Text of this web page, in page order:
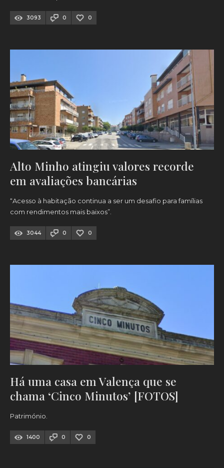
3093 0 0
Alto Minho atingiu valores recorde
em avaliações bancárias
“Acesso à habitação continua a ser um desafio para famílias
com rendimentos mais baixos”.
3044 0 0
Há uma casa em Valença que se
chama ‘Cinco Minutos’ [FOTOS]
Património.
1400 0 0